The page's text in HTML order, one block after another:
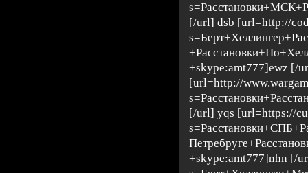
[/url] dsb [url=http://
+skype:amt777]ewz [/
[url=http://
[/url] yqs [url=https://
+skype:amt777]nhn [/